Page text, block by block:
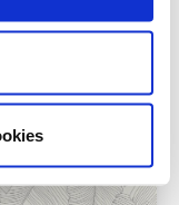
iets voor jou